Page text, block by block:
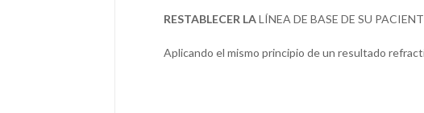
RESTABLECER LALÍNEA DE BASE DE SU
Aplicando el mismo principio de un resultado